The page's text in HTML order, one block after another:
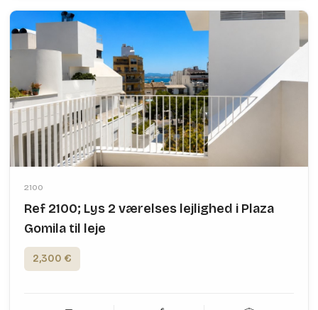
2100
Ref 2100; Lys 2 værelses lejlighed i Plaza
Gomila til leje
2,300 €